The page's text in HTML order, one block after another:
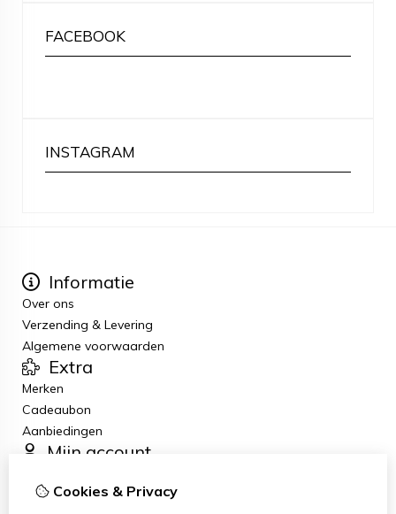
FACEBOOK
INSTAGRAM
Informatie
Over ons
Verzending & Levering
Algemene voorwaarden
Extra
Merken
Cadeaubon
Aanbiedingen
Mijn account
Bestelhistorie
Cookies & Privacy